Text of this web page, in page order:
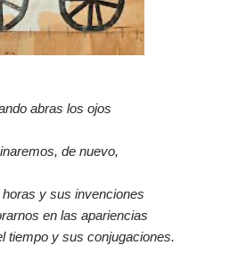
abras los ojos
de nuevo,
y sus invenciones
en las apariencias
tiempo y sus conjugaciones.